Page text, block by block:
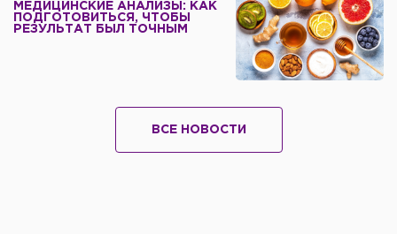
МЕДИЦИНСКИЕ АНАЛИЗЫ: КАК
ПОДГОТОВИТЬСЯ, ЧТОБЫ
РЕЗУЛЬТАТ БЫЛ ТОЧНЫМ
ВСЕ НОВОСТИ